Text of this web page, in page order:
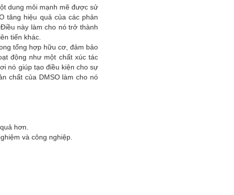
dung môi mạnh mẽ được sử
tăng hiệu quả của các phản
này làm cho nó trở thành
tiến khác.
tổng hợp hữu cơ, đảm bảo
động như một chất xúc tác
nó giúp tạo điều kiện cho sự
chất của DMSO làm cho nó
hơn.
và công nghiệp.